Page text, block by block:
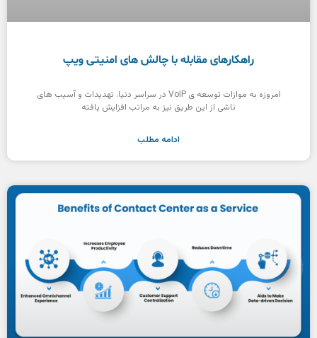
راهکارهای مقابله با چالش های امنیتی ویپ
امروزه به موازات توسعه ی VoIP در سراسر دنیا، تهدیدات و آسیب های
ناشی از این طریق نیز به مراتب افزایش یافته
ادامه مطلب